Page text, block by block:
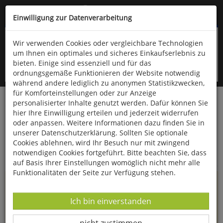
Kompletten Head der Seite überspringen
oder (06766) 9323-960
Startseite Informationen
Uppps...
Sie sind weitergeleitet worden !
haben zu öffnen, gibt es leider nicht mehr in unserem
Einwilligung zur Datenverarbeitung
Wir verwenden Cookies oder vergleichbare Technologien
um Ihnen ein optimales und sicheres Einkaufserlebnis zu
bieten. Einige sind essenziell und für das
ordnungsgemäße Funktionieren der Website notwendig
während andere lediglich zu anonymen Statistikzwecken,
für Komforteinstellungen oder zur Anzeige
personalisierter Inhalte genutzt werden. Dafür können Sie
hier Ihre Einwilligung erteilen und jederzeit widerrufen
oder anpassen. Weitere Informationen dazu finden Sie in
unserer Datenschutzerklärung. Sollten Sie optionale
Cookies ablehnen, wird Ihr Besuch nur mit zwingend
notwendigen Cookies fortgeführt. Bitte beachten Sie, dass
auf Basis Ihrer Einstellungen womöglich nicht mehr alle
Funktionalitäten der Seite zur Verfügung stehen.
Datenverarbeitung -
Ich bin einverstanden